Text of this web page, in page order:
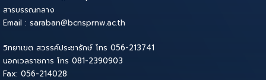
สารบรรณกลาง
Email : saraban@bcnsprnw.ac.th
วิทยาเขต สวรรค์ประชารักษ์ โทร 056-213741
นอกเวลราชการ โทร 081-2390903
Fax: 056-214028